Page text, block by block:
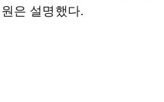
은 설명했다.